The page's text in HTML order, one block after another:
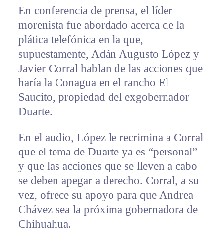
En conferencia de prensa, el líder
morenista fue abordado acerca de la
plática telefónica en la que,
supuestamente, Adán Augusto López y
Javier Corral hablan de las acciones que
haría la Conagua en el rancho El
Saucito, propiedad del exgobernador
Duarte.
En el audio, López le recrimina a Corral
que el tema de Duarte ya es “personal”
y que las acciones que se lleven a cabo
se deben apegar a derecho. Corral, a su
vez, ofrece su apoyo para que Andrea
Chávez sea la próxima gobernadora de
Chihuahua.